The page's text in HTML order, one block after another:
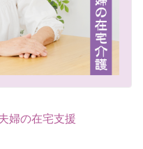
婦の在宅支援